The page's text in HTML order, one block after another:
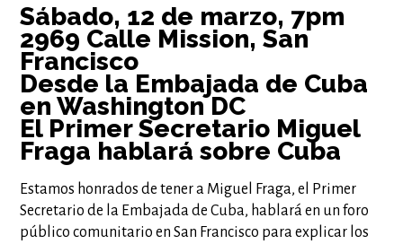
Sábado, 12 de marzo, 7pm
2969 Calle Mission, San
Francisco
Desde la Embajada de Cuba
en Washington DC
El Primer Secretario Miguel
Fraga hablará sobre Cuba
Estamos honrados de tener a Miguel Fraga, el Primer
Secretario de la Embajada de Cuba, hablará en un foro
público comunitario en San Francisco para explicar los